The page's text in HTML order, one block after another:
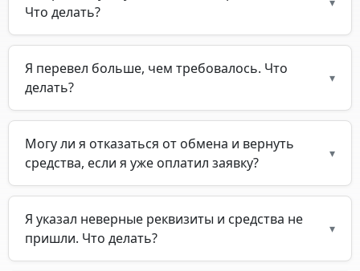
Что делать?
Я перевел больше, чем требовалось. Что
делать?
▾
Могу ли я отказаться от обмена и вернуть
средства, если я уже оплатил заявку?
▾
Я указал неверные реквизиты и средства не
пришли. Что делать?
▾